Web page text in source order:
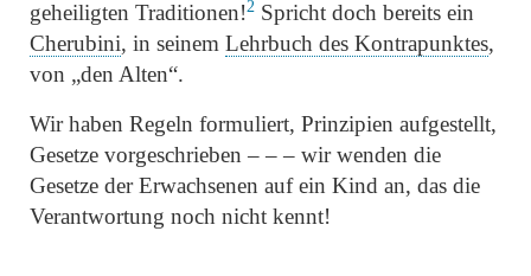
geheiligten Traditionen!2 Spricht doch bereits ein
Cherubini, in seinem Lehrbuch des Kontrapunktes,
von „den Alten“.
Wir haben Regeln formuliert, Prinzipien aufgestellt,
Gesetze vorgeschrieben – – – wir wenden die
Gesetze der Erwachsenen auf ein Kind an, das die
Verantwortung noch nicht kennt!